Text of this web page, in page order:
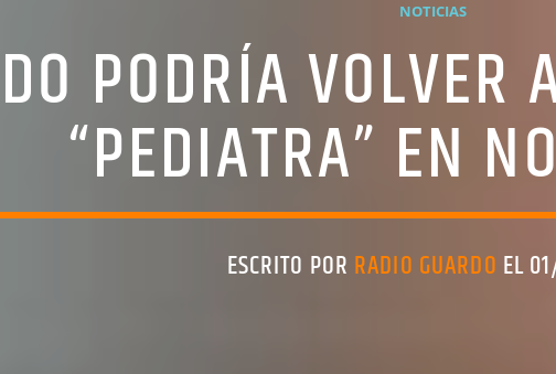
NOTICIAS
PODRÍA VOLVER
“PEDIATRA” EN
ESCRITO POR RADIO GUARDO EL